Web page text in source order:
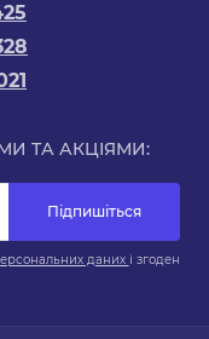
ТА АКЦІЯМИ:
Підпишіться
даних і згоден